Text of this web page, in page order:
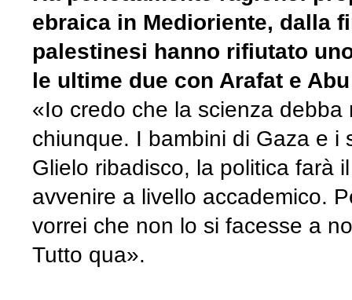
ebraica in Medioriente, dalla
palestinesi hanno rifiutato
le ultime due con Arafat e
«Io credo che la scienza debba
chiunque. I bambini di Gaza e i
Glielo ribadisco, la politica farà
avvenire a livello accademico.
vorrei che non lo si facesse a
Tutto qua».